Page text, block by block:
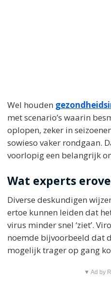
Wel houden
met scenario’s waarin
oplopen, zeker in
sowieso vaker rondgaan.
voorlopig een belangrijk
Wat experts
Diverse deskundigen
ertoe kunnen leiden dat
virus minder snel ‘ziet’.
noemde bijvoorbeeld dat
mogelijk trager op gang
▼ Ad by